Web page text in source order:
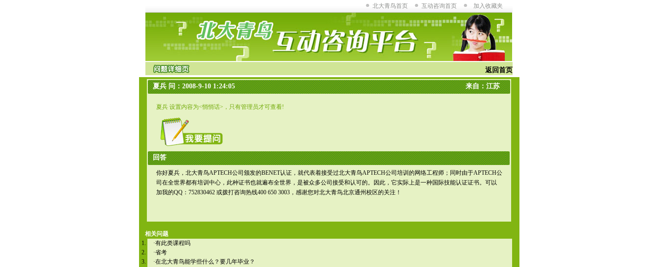
加入收藏夹
互动咨询首页
北大青鸟首页
返回首页
夏兵 问：2008-9-10 1:24:05 来自：江苏
夏兵 设置内容为<悄悄话>，只有管理员才可查看!
回答
你好夏兵，北大青鸟APTECH公司颁发的BENET认证，就代表着接受过北大青鸟APTECH公司培训的网络工程师；同时由于APTECH公
司在全世界都有培训中心，此种证书也就遍布全世界，是被众多公司接受和认可的。因此，它实际上是一种国际技能认证证书。可以
加我的QQ：752830462 或拨打咨询热线400 650 3003，感谢您对北大青鸟北京通州校区的关注！
相关问题
·有此类课程吗
·省考
·在北大青鸟能学些什么？要几年毕业？